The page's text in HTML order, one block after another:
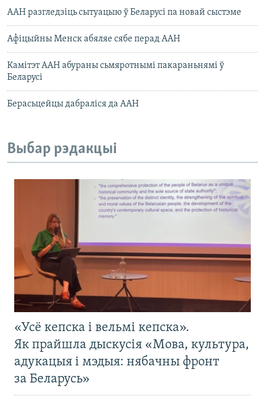
ААН разгледзіць сытуацыю ў Беларусі па новай сыстэме
Афіцыйны Менск абяляе сябе перад ААН
Камітэт ААН абураны сьмяротнымі пакараньнямі ў
Беларусі
Берасьцейцы дабраліся да ААН
Выбар рэдакцыі
«Усё кепска і вельмі кепска».
Як прайшла дыскусія «Мова, культура,
адукацыя і мэдыя: нябачны фронт
за Беларусь»